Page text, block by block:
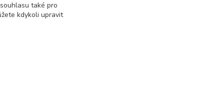
také pro
kdykoli upravit